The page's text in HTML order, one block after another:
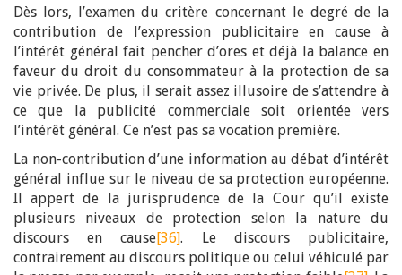
Dès lors, l’examen du critère concernant le degré de la
contribution de l’expression publicitaire en cause à
l’intérêt général fait pencher d’ores et déjà la balance en
faveur du droit du consommateur à la protection de sa
vie privée. De plus, il serait assez illusoire de s’attendre à
ce que la publicité commerciale soit orientée vers
l’intérêt général. Ce n’est pas sa vocation première.
La non-contribution d’une information au débat d’intérêt
général influe sur le niveau de sa protection européenne.
Il appert de la jurisprudence de la Cour qu’il existe
plusieurs niveaux de protection selon la nature du
discours en cause[36]. Le discours publicitaire,
contrairement au discours politique ou celui véhiculé par